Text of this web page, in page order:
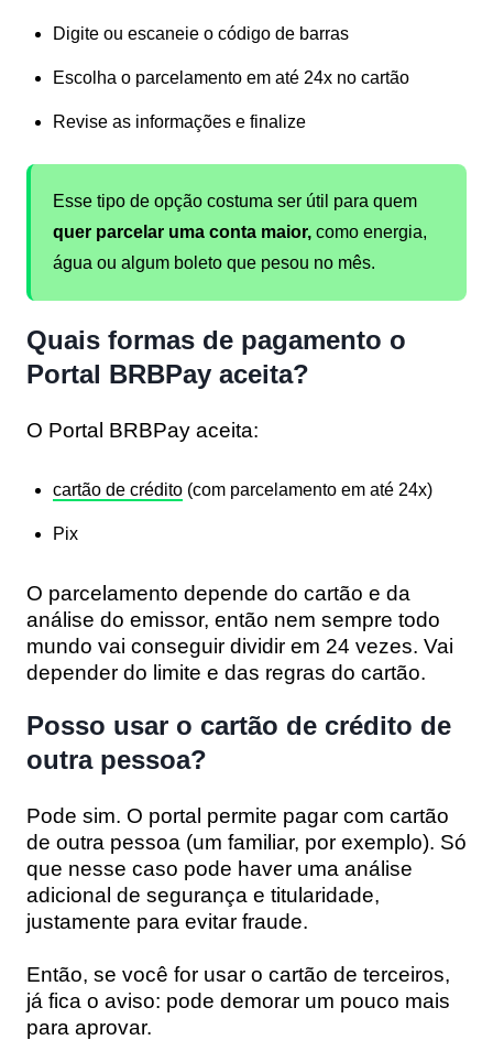
Digite ou escaneie o código de barras
Escolha o parcelamento em até 24x no cartão
Revise as informações e finalize
Esse tipo de opção costuma ser útil para quem
quer parcelar uma conta maior, como energia,
água ou algum boleto que pesou no mês.
Quais formas de pagamento o
Portal BRBPay aceita?
O Portal BRBPay aceita:
cartão de crédito (com parcelamento em até 24x)
Pix
O parcelamento depende do cartão e da
análise do emissor, então nem sempre todo
mundo vai conseguir dividir em 24 vezes. Vai
depender do limite e das regras do cartão.
Posso usar o cartão de crédito de
outra pessoa?
Pode sim. O portal permite pagar com cartão
de outra pessoa (um familiar, por exemplo). Só
que nesse caso pode haver uma análise
adicional de segurança e titularidade,
justamente para evitar fraude.
Então, se você for usar o cartão de terceiros,
já fica o aviso: pode demorar um pouco mais
para aprovar.